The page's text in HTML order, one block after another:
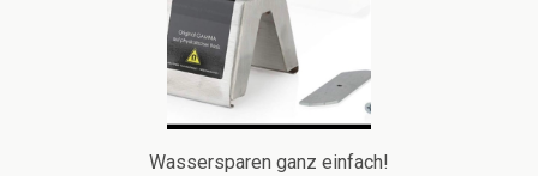
Wassersparen ganz einfach!